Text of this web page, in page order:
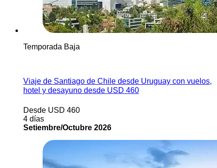
Temporada Baja
Viaje de Santiago de Chile desde Uruguay con vuelos,
hotel y desayuno desde USD 460
Desde USD 460
4 días
Setiembre/Octubre 2026